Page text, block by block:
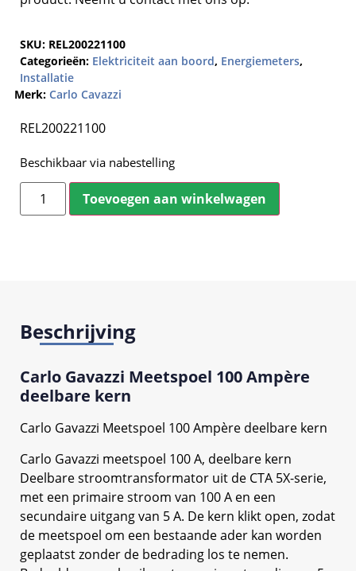
SKU: REL200221100
Categorieën: Elektriciteit aan boord, Energiemeters,
Installatie
Merk: Carlo Cavazzi
REL200221100
Beschikbaar via nabestelling
Toevoegen aan winkelwagen
Beschrijving
Carlo Gavazzi Meetspoel 100 Ampère
deelbare kern
Carlo Gavazzi Meetspoel 100 Ampère deelbare kern
Carlo Gavazzi meetspoel 100 A, deelbare kern
Deelbare stroomtransformator uit de CTA 5X-serie,
met een primaire stroom van 100 A en een
secundaire uitgang van 5 A. De kern klikt open, zodat
de meetspoel om een bestaande ader kan worden
geplaatst zonder de bedrading los te nemen.